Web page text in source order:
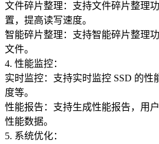
文件碎片整理：支持文件碎片整理
置，提高读写速度。
智能碎片整理：支持智能碎片整理
文件。
4. 性能监控：
实时监控：支持实时监控 SSD 的性
度等。
性能报告：支持生成性能报告，用
性能数据。
5. 系统优化：